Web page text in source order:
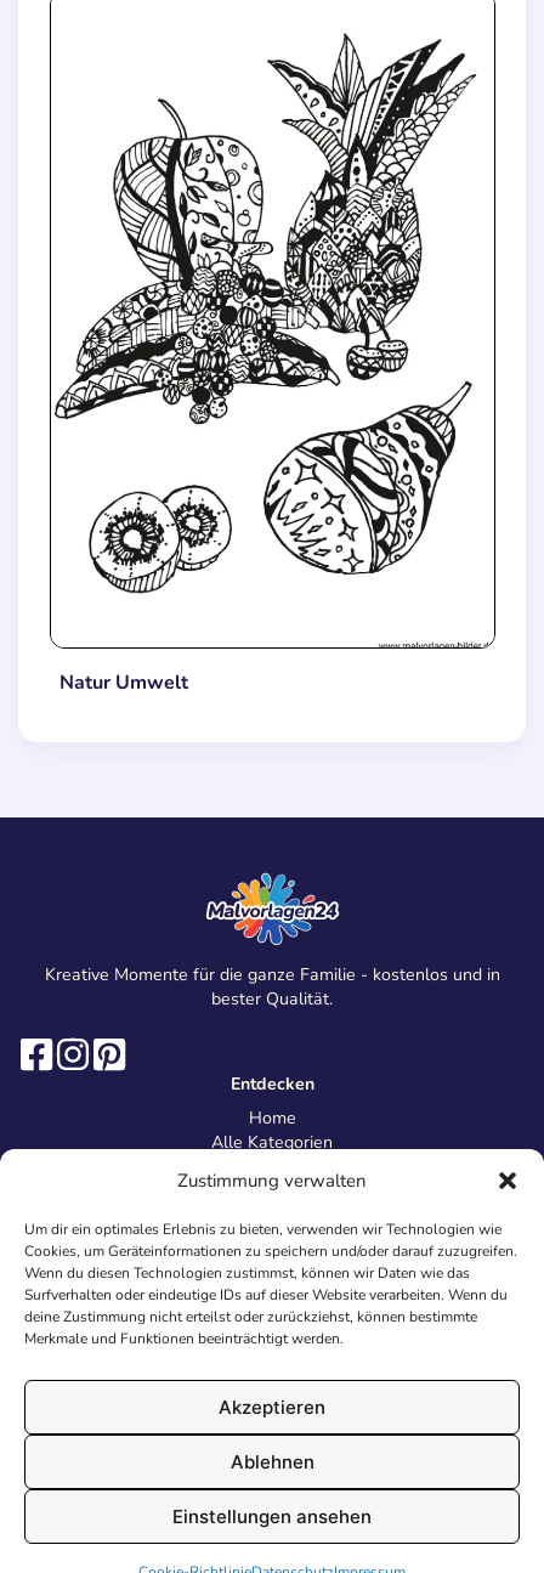
Zustimmung verwalten
Um dir ein optimales Erlebnis zu bieten, verwenden wir Technologien wie
Cookies, um Geräteinformationen zu speichern und/oder darauf zuzugreifen.
Wenn du diesen Technologien zustimmst, können wir Daten wie das
Surfverhalten oder eindeutige IDs auf dieser Website verarbeiten. Wenn du
deine Zustimmung nicht erteilst oder zurückziehst, können bestimmte
Merkmale und Funktionen beeinträchtigt werden.
Akzeptieren
Ablehnen
Einstellungen ansehen
Natur Umwelt
Kreative Momente für die ganze Familie - kostenlos und in
bester Qualität.
Entdecken
Home
Alle Kategorien
Information
Über uns
Kontakt
Inhaltsrichtlinien
Recht & Datenschutz
Impressum
AGB
Cookies
© 2026 Malvorlagen24.de - Alle Rechte vorbehalten. Made with
♥
in Deutschland.